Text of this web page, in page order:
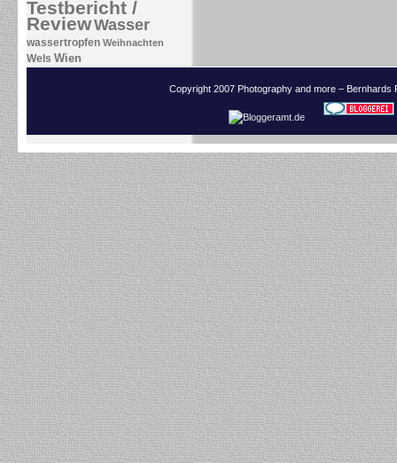
Testbericht /
ReviewWasser
wassertropfen Weihnachten
Wels Wien
Copyright 2007 Photography and more –